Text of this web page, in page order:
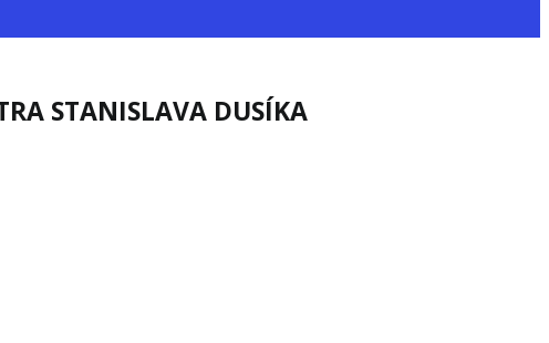
STANISLAVA DUSÍKA